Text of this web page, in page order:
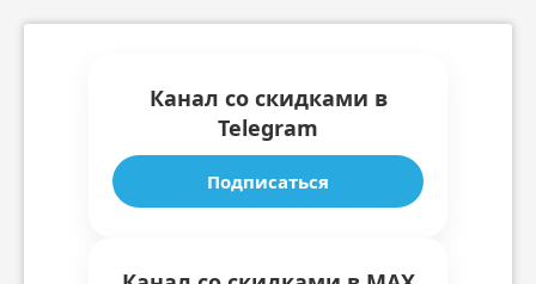
Канал со скидками в
Telegram
Подписаться